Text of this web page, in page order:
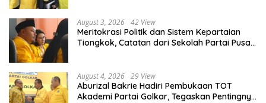
August 3, 2026 42 View
Meritokrasi Politik dan Sistem Kepartaian
Tiongkok, Catatan dari Sekolah Partai Pusat
August 4, 2026 29 View
Aburizal Bakrie Hadiri Pembukaan TOT
Akademi Partai Golkar, Tegaskan Pentingnya